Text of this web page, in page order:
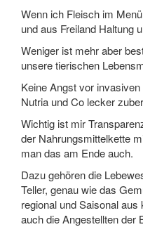
Wenn ich Fleisch im
und aus Freiland Haltung
Weniger ist mehr aber
unsere tierischen
Keine Angst vor
Nutria und Co lecker
Wichtig ist mir
der Nahrungsmittelkette
man das am Ende auch.
Dazu gehören die
Teller, genau wie das
regional und Saisonal
auch die Angestellten der